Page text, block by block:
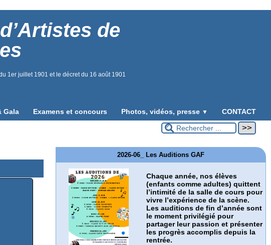
de
1er juillet 1901 et le décret du 16 août 1901
Gala Examens et concours Photos, vidéos, presse ▼ CONTACT
2026-06_ Les Auditions GAF
Chaque année, nos élèves
(enfants comme adultes) quittent
l’intimité de la salle de cours pour
vivre l’expérience de la scène.
Les auditions de fin d’année sont
le moment privilégié pour
partager leur passion et présenter
les progrès accomplis depuis la
rentrée.